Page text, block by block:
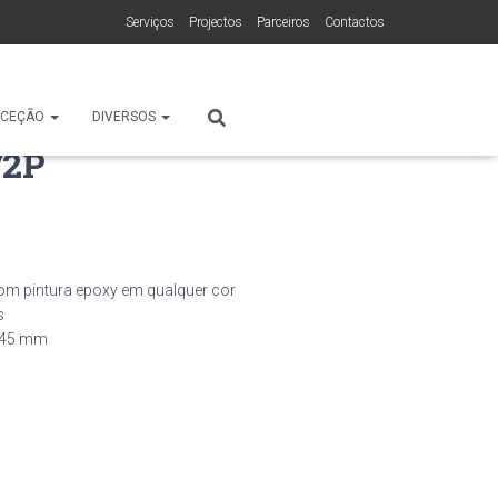
Serviços Projectos Parceiros Contactos
DIVERSOS
pintura epoxy em qualquer cor
mm